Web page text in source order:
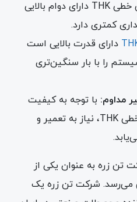
تکنولوژی مناسب، ریل واگن خطی THK دارای دوام بالایی
کمتری دارد.
دارای قدرت بالایی است
را با بار سنگین‌تری
مداوم: با توجه به کیفیت
بالا و دوام بالای ریل واگن خطی THK، نیاز به تعمیر و
تن زره به عنوان یکی از
می‌رسد. شرکت تن زره یک